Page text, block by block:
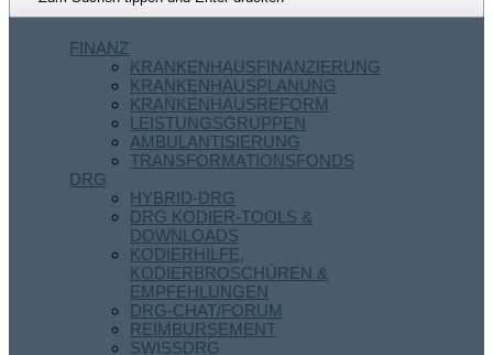
FINANZ
KRANKENHAUSFINANZIERUNG
KRANKENHAUSPLANUNG
KRANKENHAUSREFORM
LEISTUNGSGRUPPEN
AMBULANTISIERUNG
TRANSFORMATIONSFONDS
DRG
HYBRID-DRG
DRG KODIER-TOOLS &
DOWNLOADS
KODIERHILFE,
KODIERBROSCHÜREN &
EMPFEHLUNGEN
DRG-CHAT/FORUM
REIMBURSEMENT
SWISSDRG